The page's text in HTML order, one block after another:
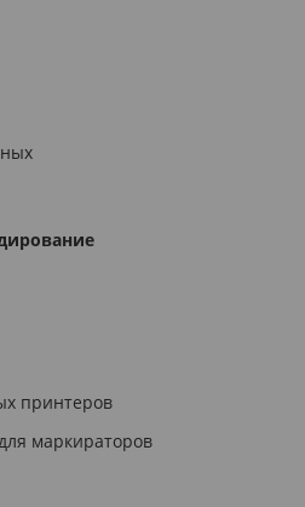
принтеров
маркираторов